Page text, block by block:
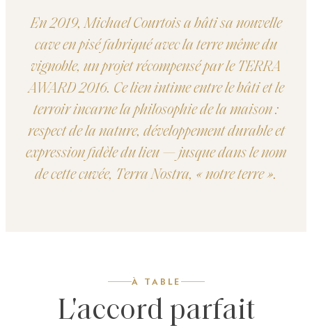
En 2019, Michael Courtois a bâti sa nouvelle
cave en pisé fabriqué avec la terre même du
vignoble, un projet récompensé par le TERRA
AWARD 2016. Ce lien intime entre le bâti et le
terroir incarne la philosophie de la maison :
respect de la nature, développement durable et
expression fidèle du lieu — jusque dans le nom
de cette cuvée, Terra Nostra, « notre terre ».
À TABLE
L'accord parfait